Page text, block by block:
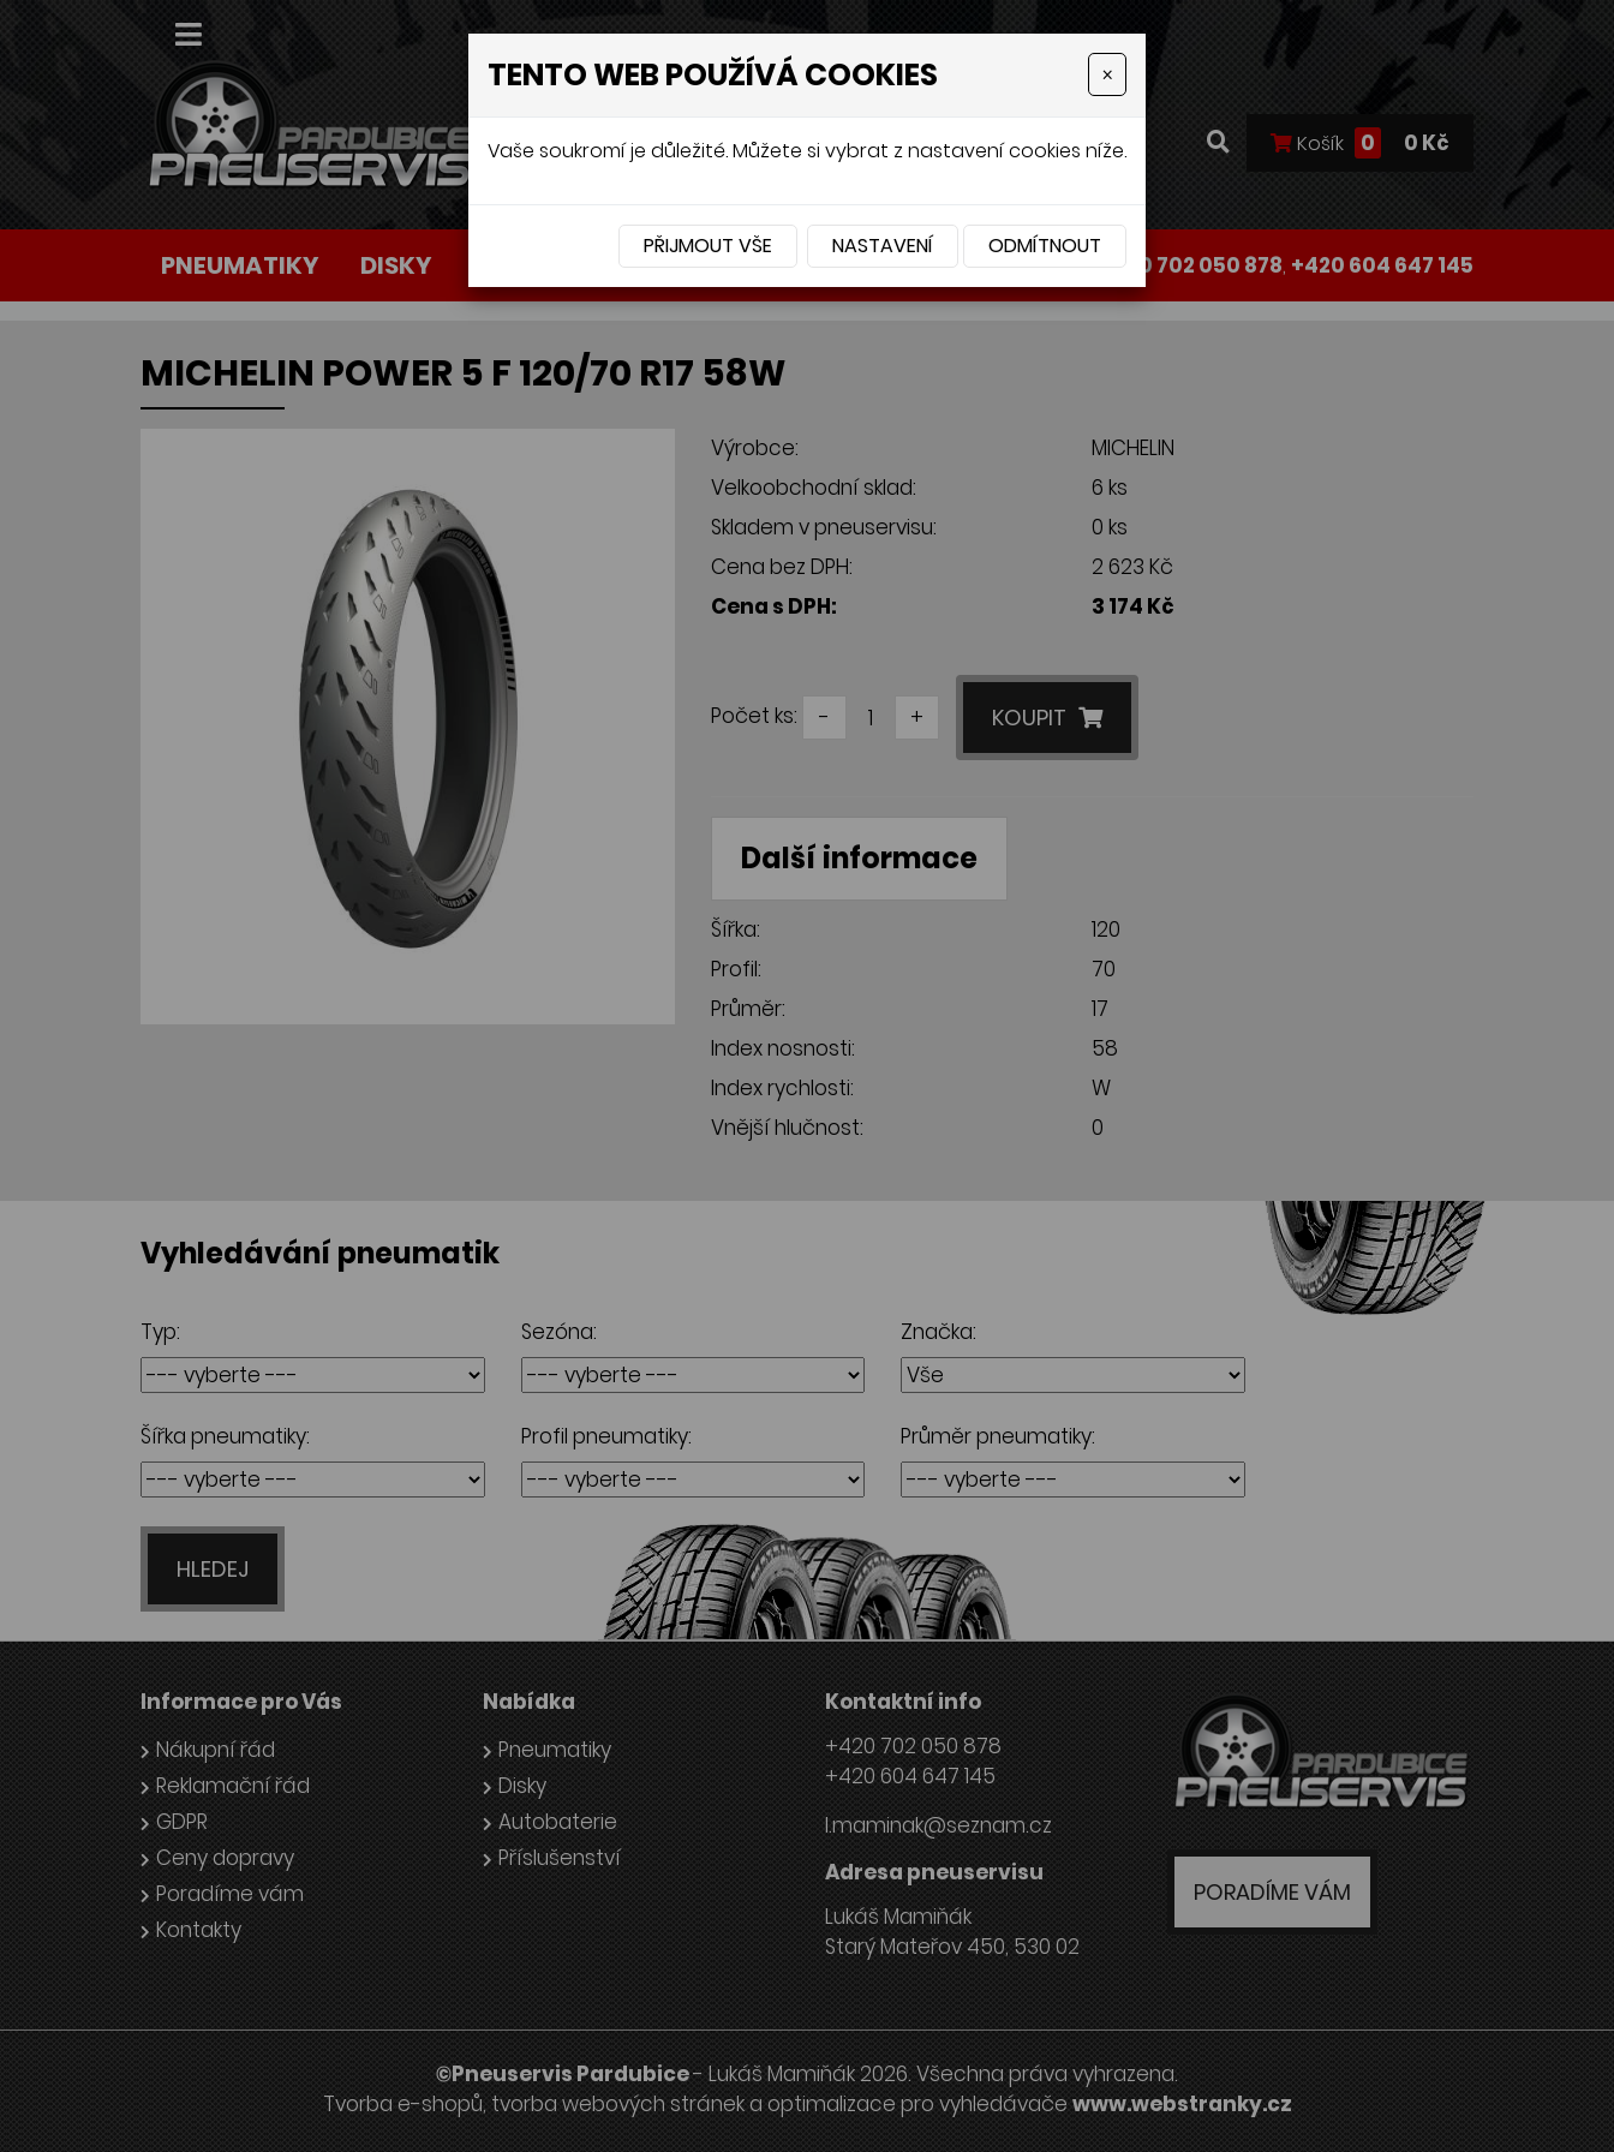
Košík 0 0 Kč
PNEUMATIKY DISKY AUTOBATERIE PŘÍSLUŠENSTVÍ +420 702 050 878, +420 604 647 145
MICHELIN POWER 5 F 120/70 R17 58W
Výrobce:
MICHELIN
Velkoobchodní sklad:
6 ks
Skladem v pneuservisu:
0 ks
Cena bez DPH:
2 623 Kč
Cena s DPH:
3 174 Kč
Počet ks: - + KOUPIT
Další informace
Šířka:
120
Profil:
70
Průměr:
17
Index nosnosti:
58
Index rychlosti:
W
Vnější hlučnost:
0
Vyhledávání pneumatik
Typ: Sezóna: Značka:
Šířka pneumatiky: Profil pneumatiky: Průměr pneumatiky:
HLEDEJ
Informace pro Vás
Nákupní řád
Reklamační řád
GDPR
Ceny dopravy
Poradíme vám
Kontakty
Nabídka
Pneumatiky
Disky
Autobaterie
Příslušenství
Kontaktní info
+420 702 050 878
+420 604 647 145
l.maminak@seznam.cz
Adresa pneuservisu
Lukáš Mamiňák
Starý Mateřov 450, 530 02
PORADÍME VÁM
©Pneuservis Pardubice- Lukáš Mamiňák 2026. Všechna práva vyhrazena.
Tvorba e-shopů, tvorba webových stráneka optimalizace pro vyhledávače www.webstranky.cz
TENTO WEB POUŽÍVÁ COOKIES ×
Vaše soukromí je důležité. Můžete si vybrat z nastavení cookies níže.
PŘIJMOUT VŠE NASTAVENÍ ODMÍTNOUT